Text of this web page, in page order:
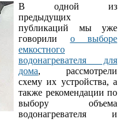
В одной из
предыдущих
публикаций мы уже
говорили о выборе
емкостного
водонагревателя для
дома, рассмотрели
схему их устройства, а
также рекомендации по
выбору объема
водонагревателя и